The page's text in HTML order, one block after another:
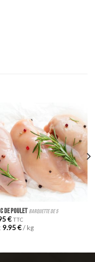
DE POULETbarquette de 5
€ TTC
9.95€/ kg